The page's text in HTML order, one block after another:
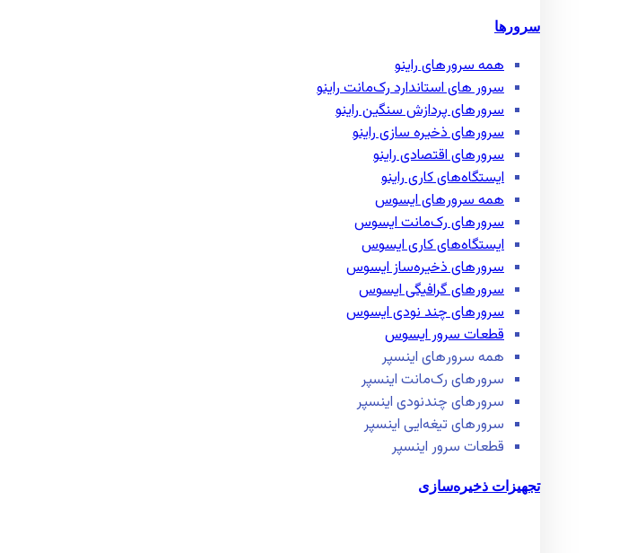
سرورها
همه سرور‌های راینو
سرور ‌های استاندارد رک‌مانت راینو
سرور‌های پردازش سنگین راینو
سرور‌های ذخیره سازی راینو
سرور‌های اقتصادی راینو
ایستگاه‌های کاری راینو
همه سرور‌های ایسوس
سرور‌های رک‌مانت ایسوس
ایستگاه‌های کاری ایسوس
سرور‌های ذخیره‌ساز ایسوس
سرور‌های گرافیگی ایسوس
سرور‌های چند نودی ایسوس
قطعات سرور ایسوس
همه سرور‌های اینسپر
سرور‌های رک‌مانت اینسپر
سرور‌های چند‌نودی اینسپر
سرور‌های تیغه‌ایی اینسپر
قطعات سرور اینسپر
تجهیزات ذخیره‌سازی